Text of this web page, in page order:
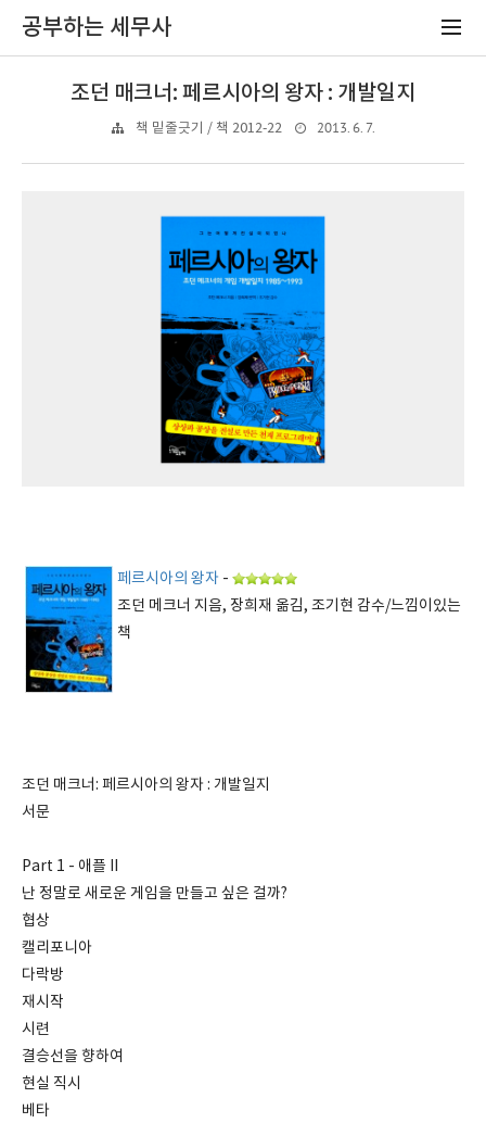
공부하는 세무사
조던 매크너: 페르시아의 왕자 : 개발일지
책 밑줄긋기 / 책 2012-22 2013. 6. 7.
페르시아의 왕자 -
조던 메크너 지음, 장희재 옮김, 조기현 감수/느낌이있는
책
조던 매크너: 페르시아의 왕자 : 개발일지
서문
Part 1 - 애플 II
난 정말로 새로운 게임을 만들고 싶은 걸까?
협상
캘리포니아
다락방
재시작
시련
결승선을 향하여
현실 직시
베타